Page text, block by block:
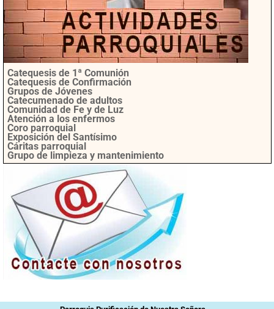
Catequesis de 1ª Comunión
Catequesis de Confirmación
Grupos de Jóvenes
Catecumenado de adultos
Comunidad de Fe y de Luz
Atención a los enfermos
Coro parroquial
Exposición del Santísimo
Cáritas parroquial
Grupo de limpieza y mantenimiento